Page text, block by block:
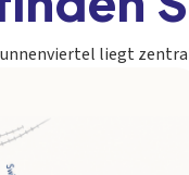
liegt